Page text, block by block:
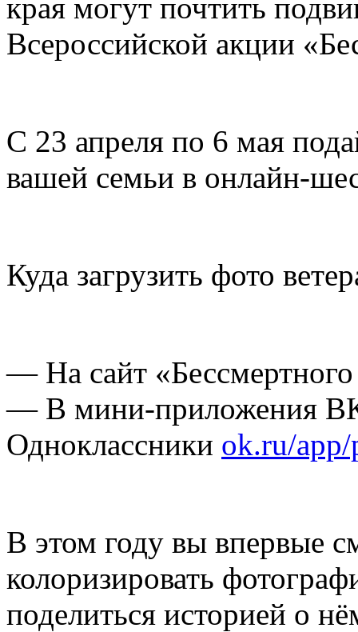
края могут почтить
Всероссийской акции
С 23 апреля по 6 мая
вашей семьи в онлайн-
Куда загрузить фото
— На сайт
— В мини-приложения
Одноклассники ok.ru/
В этом году вы впервые
колоризировать
поделиться историей о